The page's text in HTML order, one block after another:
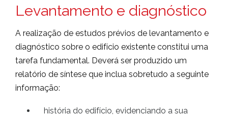
Levantamento e diagnóstico
A realização de estudos prévios de levantamento e
diagnóstico sobre o edifício existente constitui uma
tarefa fundamental. Deverá ser produzido um
relatório de síntese que inclua sobretudo a seguinte
informação:
história do edifício, evidenciando a sua